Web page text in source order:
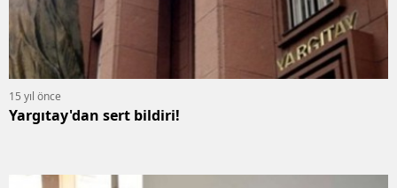
15 yıl önce
Yargıtay'dan sert bildiri!